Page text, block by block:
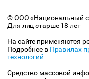
© ООО «Национальный
Для лиц старше 18 лет
На сайте применяются
Подробнее в Правилах
технологий
Средство массовой